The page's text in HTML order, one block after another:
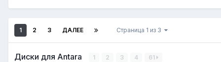
1 2 3 ДАЛЕЕ Страница 1 из 3
Диски для Antara 1 2 3 4 61